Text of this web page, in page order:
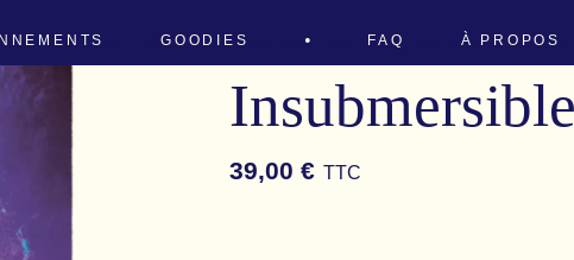
GOODIES FAQ À PROPOS
James
Insubmersible
39,00 € TTC